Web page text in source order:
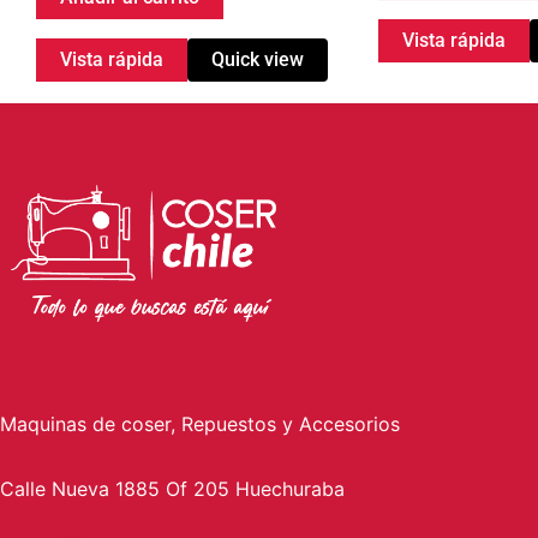
Vista rápida Quick view
Vista rápida
Maquinas de coser, Repuestos y Accesorios
Calle Nueva 1885 Of 205 Huechuraba